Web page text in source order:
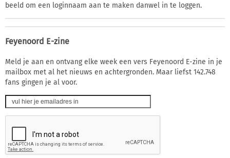
beeld om een loginnaam aan te maken danwel in te loggen.
Feyenoord E-zine
Meld je aan en ontvang elke week een vers Feyenoord E-zine in je
mailbox met al het nieuws en achtergronden. Maar liefst 142.748
fans gingen je al voor.